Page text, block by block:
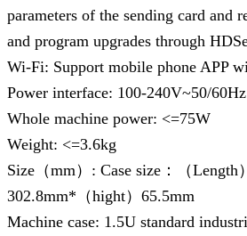
parameters of the sending card and
and program upgrades through
Wi-Fi: Support mobile phone APP
Power interface: 100-240V~50/60Hz
Whole machine power: <=75W
Weight: <=3.6kg
Size（mm）: Case size：（Length
302.8mm*（hight）65.5mm
Machine case: 1.5U standard